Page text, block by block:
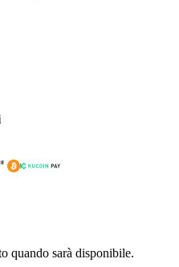
quando sarà disponibile.